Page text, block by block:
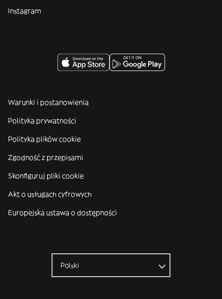
Instagram
Warunki i postanowienia
Polityka prywatności
Polityka plików cookie
Zgodność z przepisami
Skonfiguruj pliki cookie
Akt o usługach cyfrowych
Europejska ustawa o dostępności